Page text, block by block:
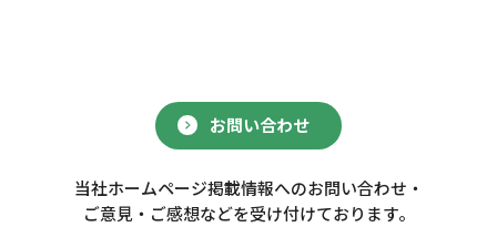
お問い合わせ
当社ホームページ掲載情報へのお問い合わせ・
ご意見・ご感想などを受け付けております。